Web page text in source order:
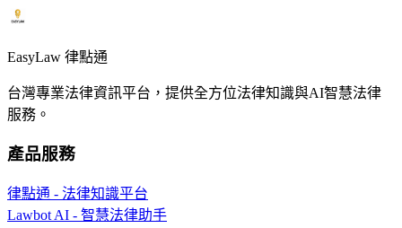
EasyLaw 律點通
台灣專業法律資訊平台，提供全方位法律知識與AI智慧法律
服務。
產品服務
律點通 - 法律知識平台
Lawbot AI - 智慧法律助手